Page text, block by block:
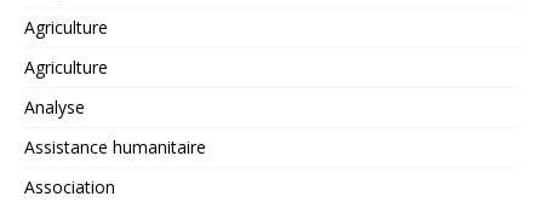
Agriculture
Agriculture
Analyse
Assistance humanitaire
Association